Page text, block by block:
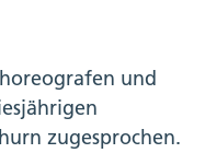
und
zugesprochen.